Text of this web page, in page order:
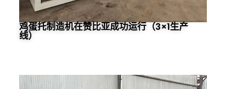
鸡蛋托制造机在赞比亚成功运行（3×1生产
线）